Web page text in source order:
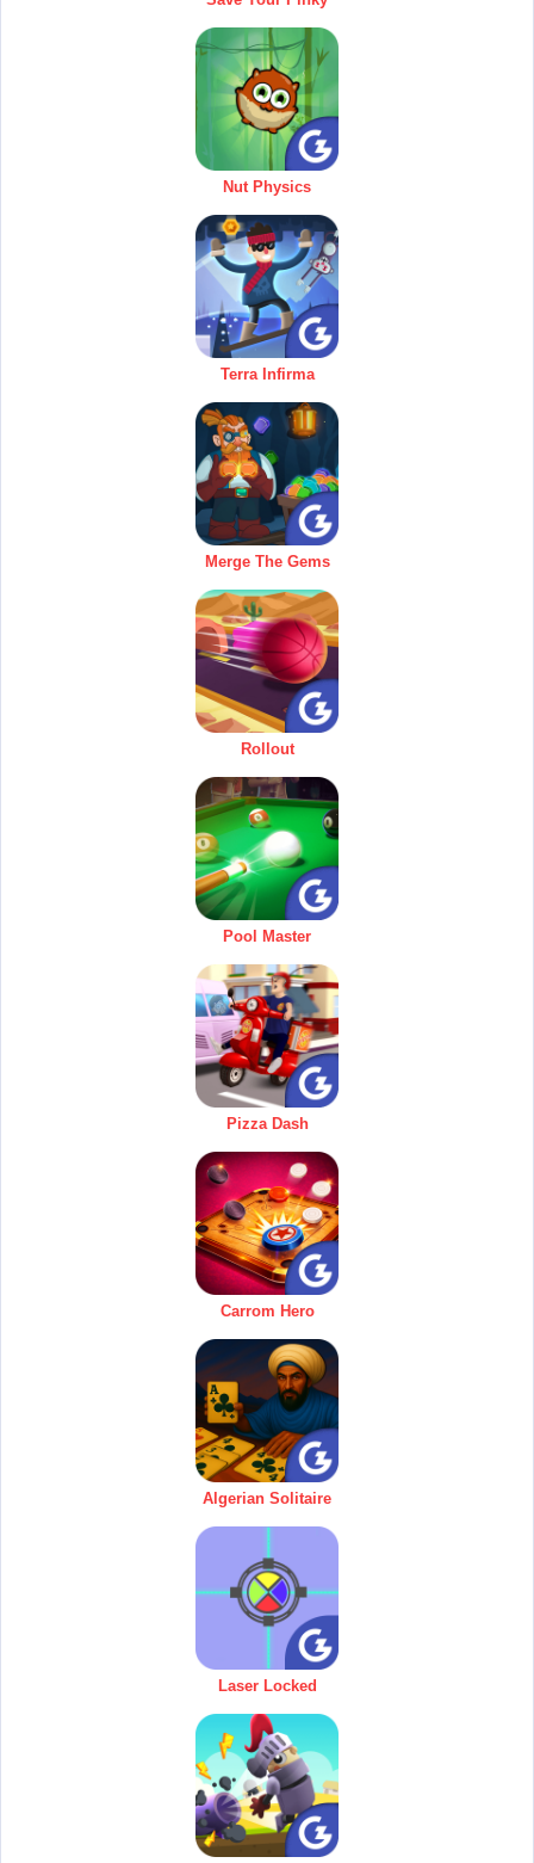
Nut Physics
Terra Infirma
Merge The Gems
Rollout
Pool Master
Pizza Dash
Carrom Hero
Algerian Solitaire
Laser Locked